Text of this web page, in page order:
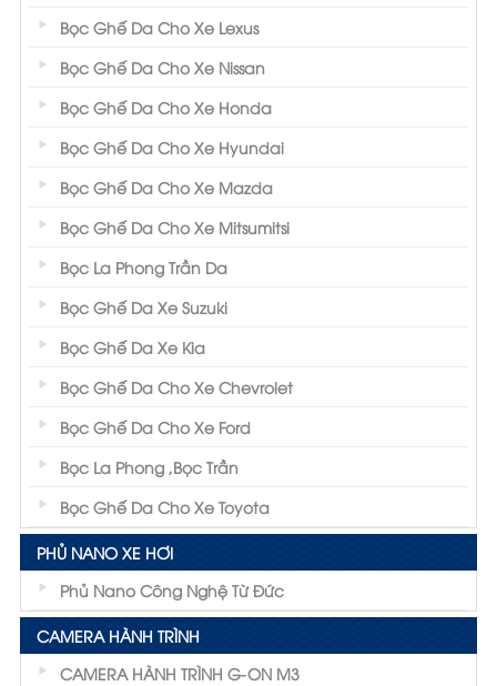
Bọc Ghế Da Cho Xe Lexus
Bọc Ghế Da Cho Xe Nissan
Bọc Ghế Da Cho Xe Honda
Bọc Ghế Da Cho Xe Hyundai
Bọc Ghế Da Cho Xe Mazda
Bọc Ghế Da Cho Xe Mitsumitsi
Bọc La Phong Trần Da
Bọc Ghế Da Xe Suzuki
Bọc Ghế Da Xe Kia
Bọc Ghế Da Cho Xe Chevrolet
Bọc Ghế Da Cho Xe Ford
Bọc La Phong ,Bọc Trần
Bọc Ghế Da Cho Xe Toyota
PHỦ NANO XE HƠI
Phủ Nano Công Nghệ Từ Đức
CAMERA HÀNH TRÌNH
CAMERA HÀNH TRÌNH G-ON M3